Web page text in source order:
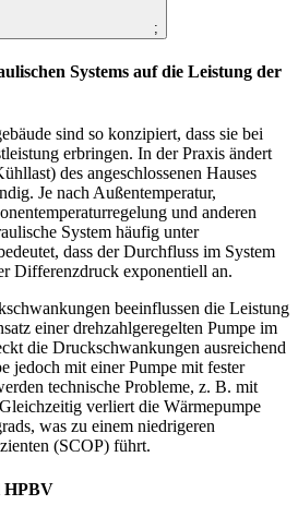
;
Systems auf die Leistung der
sind so konzipiert, dass sie bei
erbringen. In der Praxis ändert
des angeschlossenen Hauses
Je nach Außentemperatur,
und anderen
System häufig unter
dass der Durchfluss im System
Differenzdruck exponentiell an.
beeinflussen die Leistung
einer drehzahlgeregelten Pumpe im
die Druckschwankungen ausreichend
jedoch mit einer Pumpe mit fester
technische Probleme, z. B. mit
verliert die Wärmepumpe
was zu einem niedrigeren
(SCOP) führt.
HPBV